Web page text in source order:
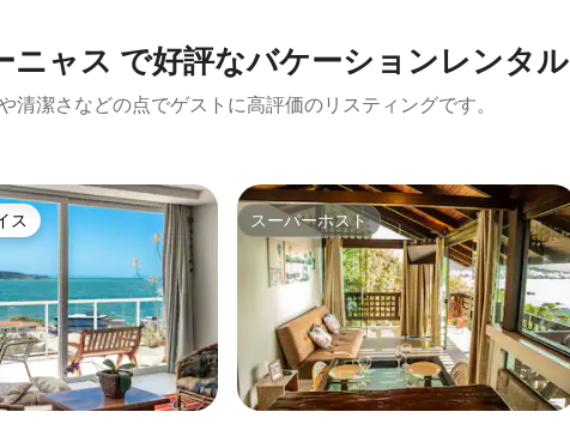
ニャス で好評なバケーションレンタル
清潔さなどの点でゲストに高評価のリスティングです。
ョイスです。
ス スーパーホスト
スーパーホスト